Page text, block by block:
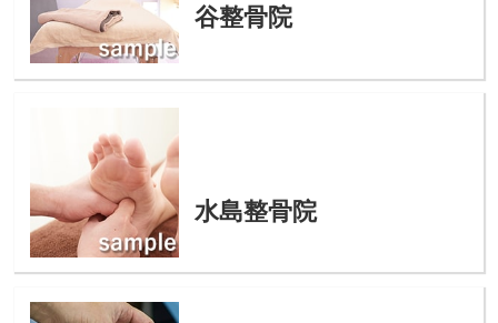
谷整骨院
水島整骨院